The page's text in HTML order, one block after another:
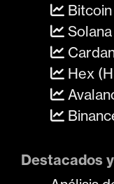
Hex
Destacados